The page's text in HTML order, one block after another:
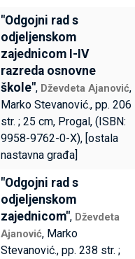
"Odgojni rad s
odjeljenskom
zajednicom I-IV
razreda osnovne
škole", Dževdeta Ajanović,
Marko Stevanović., pp. 206
str. ; 25 cm, Progal, (ISBN:
9958-9762-0-X), [ostala
nastavna građa]
"Odgojni rad s
odjeljenskom
zajednicom", Dževdeta
Ajanović, Marko
Stevanović., pp. 238 str. ;